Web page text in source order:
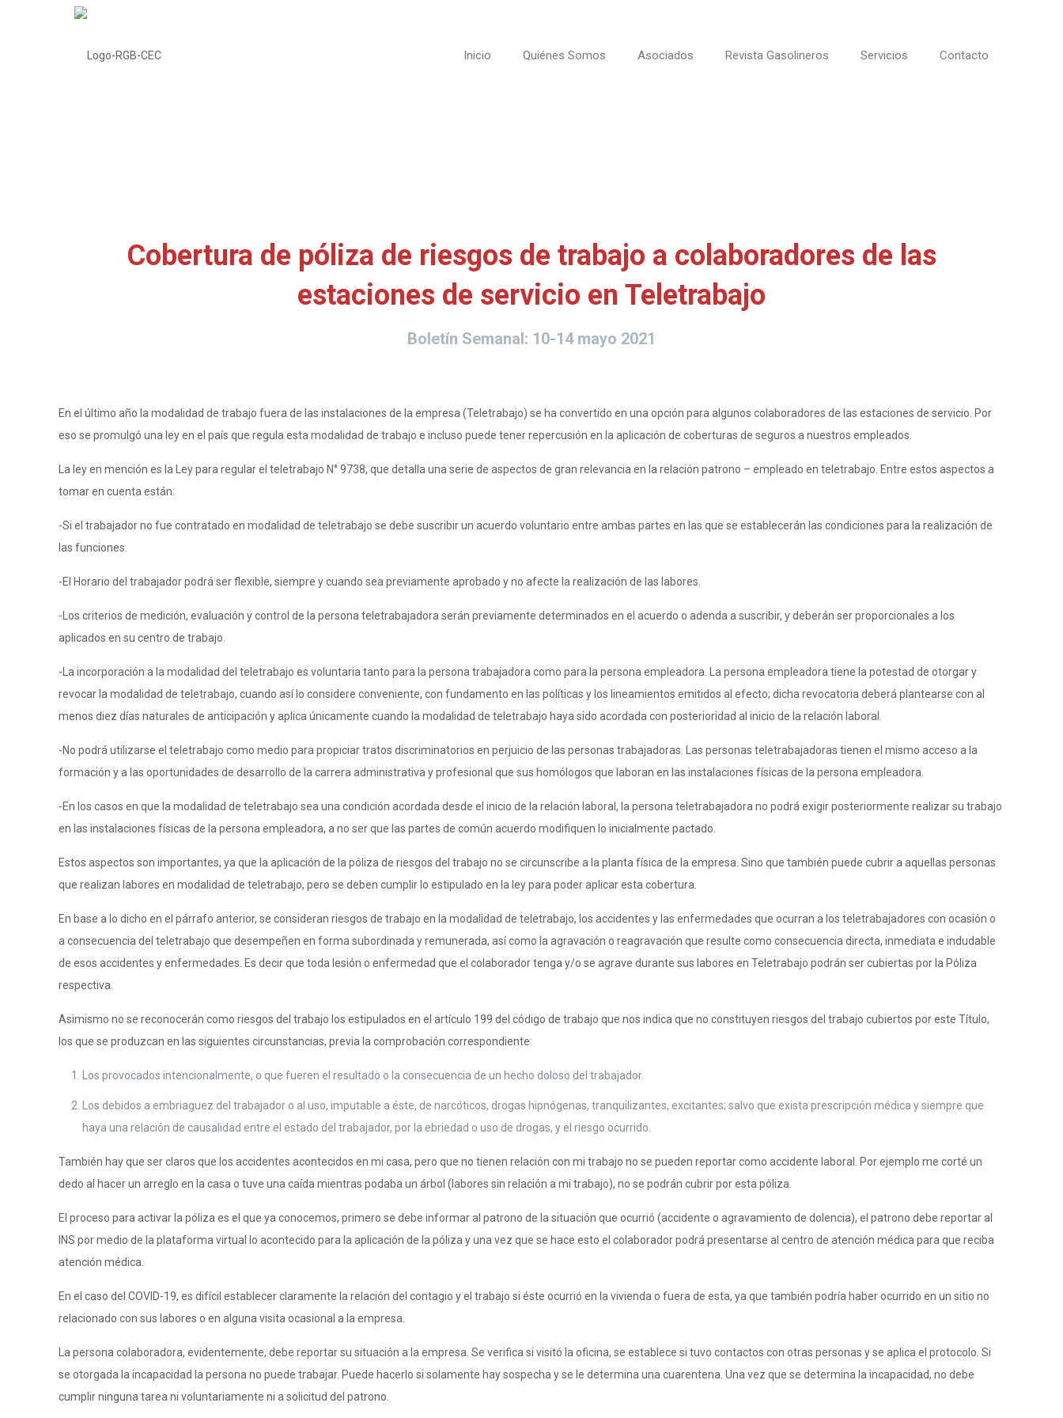
Inicio Quiénes Somos Asociados Revista Gasolineros Servicios Contacto
Cobertura de póliza de riesgos de trabajo a colaboradores de las
estaciones de servicio en Teletrabajo
Boletín Semanal: 10-14 mayo 2021
En el último año la modalidad de trabajo fuera de las instalaciones de la empresa (Teletrabajo) se ha convertido en una opción para algunos colaboradores de las estaciones de servicio. Por
eso se promulgó una ley en el país que regula esta modalidad de trabajo e incluso puede tener repercusión en la aplicación de coberturas de seguros a nuestros empleados.
La ley en mención es la Ley para regular el teletrabajo N° 9738, que detalla una serie de aspectos de gran relevancia en la relación patrono – empleado en teletrabajo. Entre estos aspectos a
tomar en cuenta están:
-Si el trabajador no fue contratado en modalidad de teletrabajo se debe suscribir un acuerdo voluntario entre ambas partes en las que se establecerán las condiciones para la realización de
las funciones.
-El Horario del trabajador podrá ser flexible, siempre y cuando sea previamente aprobado y no afecte la realización de las labores.
-Los criterios de medición, evaluación y control de la persona teletrabajadora serán previamente determinados en el acuerdo o adenda a suscribir, y deberán ser proporcionales a los
aplicados en su centro de trabajo.
-La incorporación a la modalidad del teletrabajo es voluntaria tanto para la persona trabajadora como para la persona empleadora. La persona empleadora tiene la potestad de otorgar y
revocar la modalidad de teletrabajo, cuando así lo considere conveniente, con fundamento en las políticas y los lineamientos emitidos al efecto; dicha revocatoria deberá plantearse con al
menos diez días naturales de anticipación y aplica únicamente cuando la modalidad de teletrabajo haya sido acordada con posterioridad al inicio de la relación laboral.
-No podrá utilizarse el teletrabajo como medio para propiciar tratos discriminatorios en perjuicio de las personas trabajadoras. Las personas teletrabajadoras tienen el mismo acceso a la
formación y a las oportunidades de desarrollo de la carrera administrativa y profesional que sus homólogos que laboran en las instalaciones físicas de la persona empleadora.
-En los casos en que la modalidad de teletrabajo sea una condición acordada desde el inicio de la relación laboral, la persona teletrabajadora no podrá exigir posteriormente realizar su trabajo
en las instalaciones físicas de la persona empleadora, a no ser que las partes de común acuerdo modifiquen lo inicialmente pactado.
Estos aspectos son importantes, ya que la aplicación de la póliza de riesgos del trabajo no se circunscribe a la planta física de la empresa. Sino que también puede cubrir a aquellas personas
que realizan labores en modalidad de teletrabajo, pero se deben cumplir lo estipulado en la ley para poder aplicar esta cobertura.
En base a lo dicho en el párrafo anterior, se consideran riesgos de trabajo en la modalidad de teletrabajo, los accidentes y las enfermedades que ocurran a los teletrabajadores con ocasión o
a consecuencia del teletrabajo que desempeñen en forma subordinada y remunerada, así como la agravación o reagravación que resulte como consecuencia directa, inmediata e indudable
de esos accidentes y enfermedades. Es decir que toda lesión o enfermedad que el colaborador tenga y/o se agrave durante sus labores en Teletrabajo podrán ser cubiertas por la Póliza
respectiva.
Asimismo no se reconocerán como riesgos del trabajo los estipulados en el artículo 199 del código de trabajo que nos indica que no constituyen riesgos del trabajo cubiertos por este Título,
los que se produzcan en las siguientes circunstancias, previa la comprobación correspondiente:
Los provocados intencionalmente, o que fueren el resultado o la consecuencia de un hecho doloso del trabajador.
Los debidos a embriaguez del trabajador o al uso, imputable a éste, de narcóticos, drogas hipnógenas, tranquilizantes, excitantes; salvo que exista prescripción médica y siempre que
haya una relación de causalidad entre el estado del trabajador, por la ebriedad o uso de drogas, y el riesgo ocurrido.
También hay que ser claros que los accidentes acontecidos en mi casa, pero que no tienen relación con mi trabajo no se pueden reportar como accidente laboral. Por ejemplo me corté un
dedo al hacer un arreglo en la casa o tuve una caída mientras podaba un árbol (labores sin relación a mi trabajo), no se podrán cubrir por esta póliza.
El proceso para activar la póliza es el que ya conocemos, primero se debe informar al patrono de la situación que ocurrió (accidente o agravamiento de dolencia), el patrono debe reportar al
INS por medio de la plataforma virtual lo acontecido para la aplicación de la póliza y una vez que se hace esto el colaborador podrá presentarse al centro de atención médica para que reciba
atención médica.
En el caso del COVID-19, es difícil establecer claramente la relación del contagio y el trabajo si éste ocurrió en la vivienda o fuera de esta, ya que también podría haber ocurrido en un sitio no
relacionado con sus labores o en alguna visita ocasional a la empresa.
La persona colaboradora, evidentemente, debe reportar su situación a la empresa. Se verifica si visitó la oficina, se establece si tuvo contactos con otras personas y se aplica el protocolo. Si
se otorgada la incapacidad la persona no puede trabajar. Puede hacerlo si solamente hay sospecha y se le determina una cuarentena. Una vez que se determina la incapacidad, no debe
cumplir ninguna tarea ni voluntariamente ni a solicitud del patrono.